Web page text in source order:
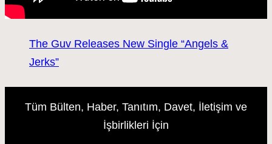
The Guv Releases New Single “Angels &
Jerks”
Tüm Bülten, Haber, Tanıtım, Davet, İletişim ve
İşbirlikleri İçin